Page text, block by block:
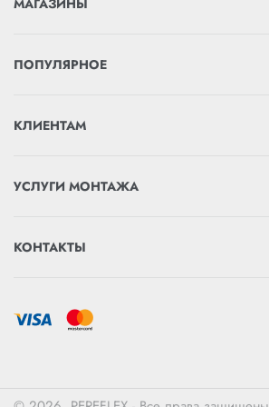
МАГАЗИНЫ
ПОПУЛЯРНОЕ
КЛИЕНТАМ
УСЛУГИ МОНТАЖА
КОНТАКТЫ